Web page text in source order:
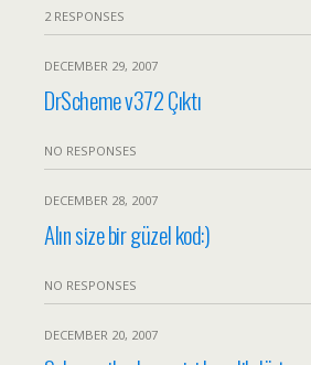
2 RESPONSES
DECEMBER 29, 2007
DrScheme v372 Çıktı
NO RESPONSES
DECEMBER 28, 2007
Alın size bir güzel kod:)
NO RESPONSES
DECEMBER 20, 2007